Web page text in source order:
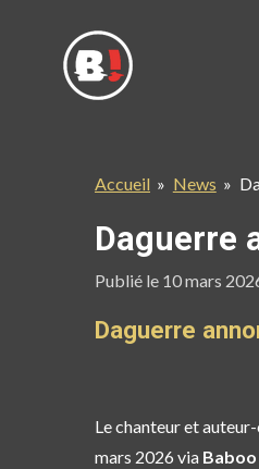
contenu
Accueil » News »
Daguerre
Publié le 10 mars
Daguerre
Le chanteur et
mars 2026 via